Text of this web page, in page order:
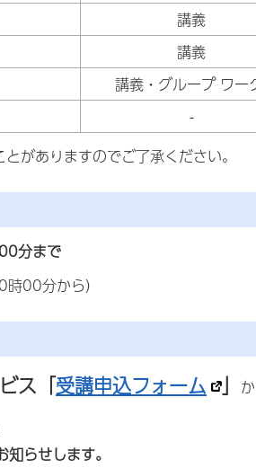
講義
講義
講義・グループ ワー
-
がありますのでご了承ください。
分まで
00分から）
ス 「受講申込フォーム 」
らせします。